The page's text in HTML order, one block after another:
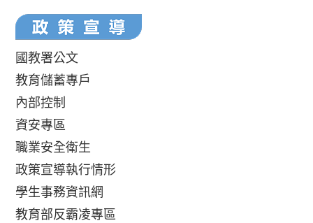
國教署公文
教育儲蓄專戶
內部控制
資安專區
職業安全衛生
政策宣導執行情形
學生事務資訊網
教育部反霸凌專區